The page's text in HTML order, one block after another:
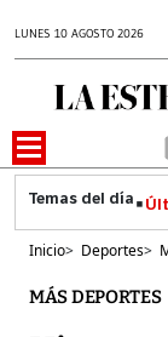
LUNES 10 AGOSTO 2026
Inicio> Deportes>
MÁS DEPORTES